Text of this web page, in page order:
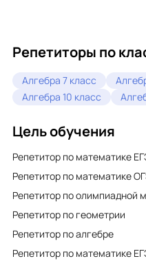
Репетиторы по
Алгебра 7 класс
Алгебра 10 класс
Цель обучения
Репетитор по математике
Репетитор по математике
Репетитор по олимпиадной
Репетитор по геометрии
Репетитор по алгебре
Репетитор по математике